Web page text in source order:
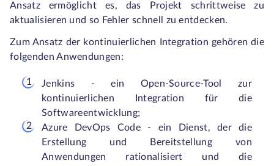
Ansatz ermöglicht es, das Projekt schrittweise zu
aktualisieren und so Fehler schnell zu entdecken.
Zum Ansatz der kontinuierlichen Integration gehören die
folgenden Anwendungen:
Jenkins - ein Open-Source-Tool zur
kontinuierlichen Integration für die
Softwareentwicklung;
Azure DevOps Code - ein Dienst, der die
Erstellung und Bereitstellung von
Anwendungen rationalisiert und die